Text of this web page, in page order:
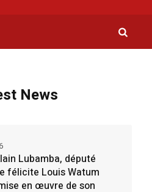
News
Lubamba, député
félicite Louis Watum
en œuvre de son